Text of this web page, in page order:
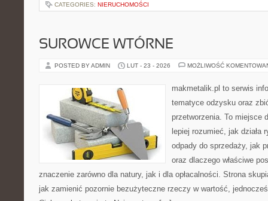
CATEGORIES: NIERUCHOMOŚCI
SUROWCE WTÓRNE
POSTED BY ADMIN LUT - 23 - 2026 MOŻLIWOŚĆ
makmetalik.pl to serwis
tematyce odzysku oraz
przetworzenia. To miejsce
lepiej rozumieć, jak działa
odpady do sprzedaży, jak
oraz dlaczego właściwe
znaczenie zarówno dla natury, jak i dla opłacalności. Strona
jak zamienić pozornie bezużyteczne rzeczy w wartość,